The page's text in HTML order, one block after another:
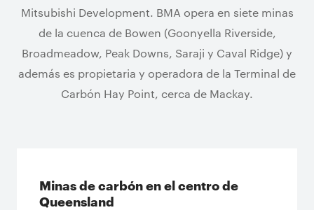
Mitsubishi Development. BMA opera en siete minas
de la cuenca de Bowen (Goonyella Riverside,
Broadmeadow, Peak Downs, Saraji y Caval Ridge) y
además es propietaria y operadora de la Terminal de
Carbón Hay Point, cerca de Mackay.
Minas de carbón en el centro de
Queensland